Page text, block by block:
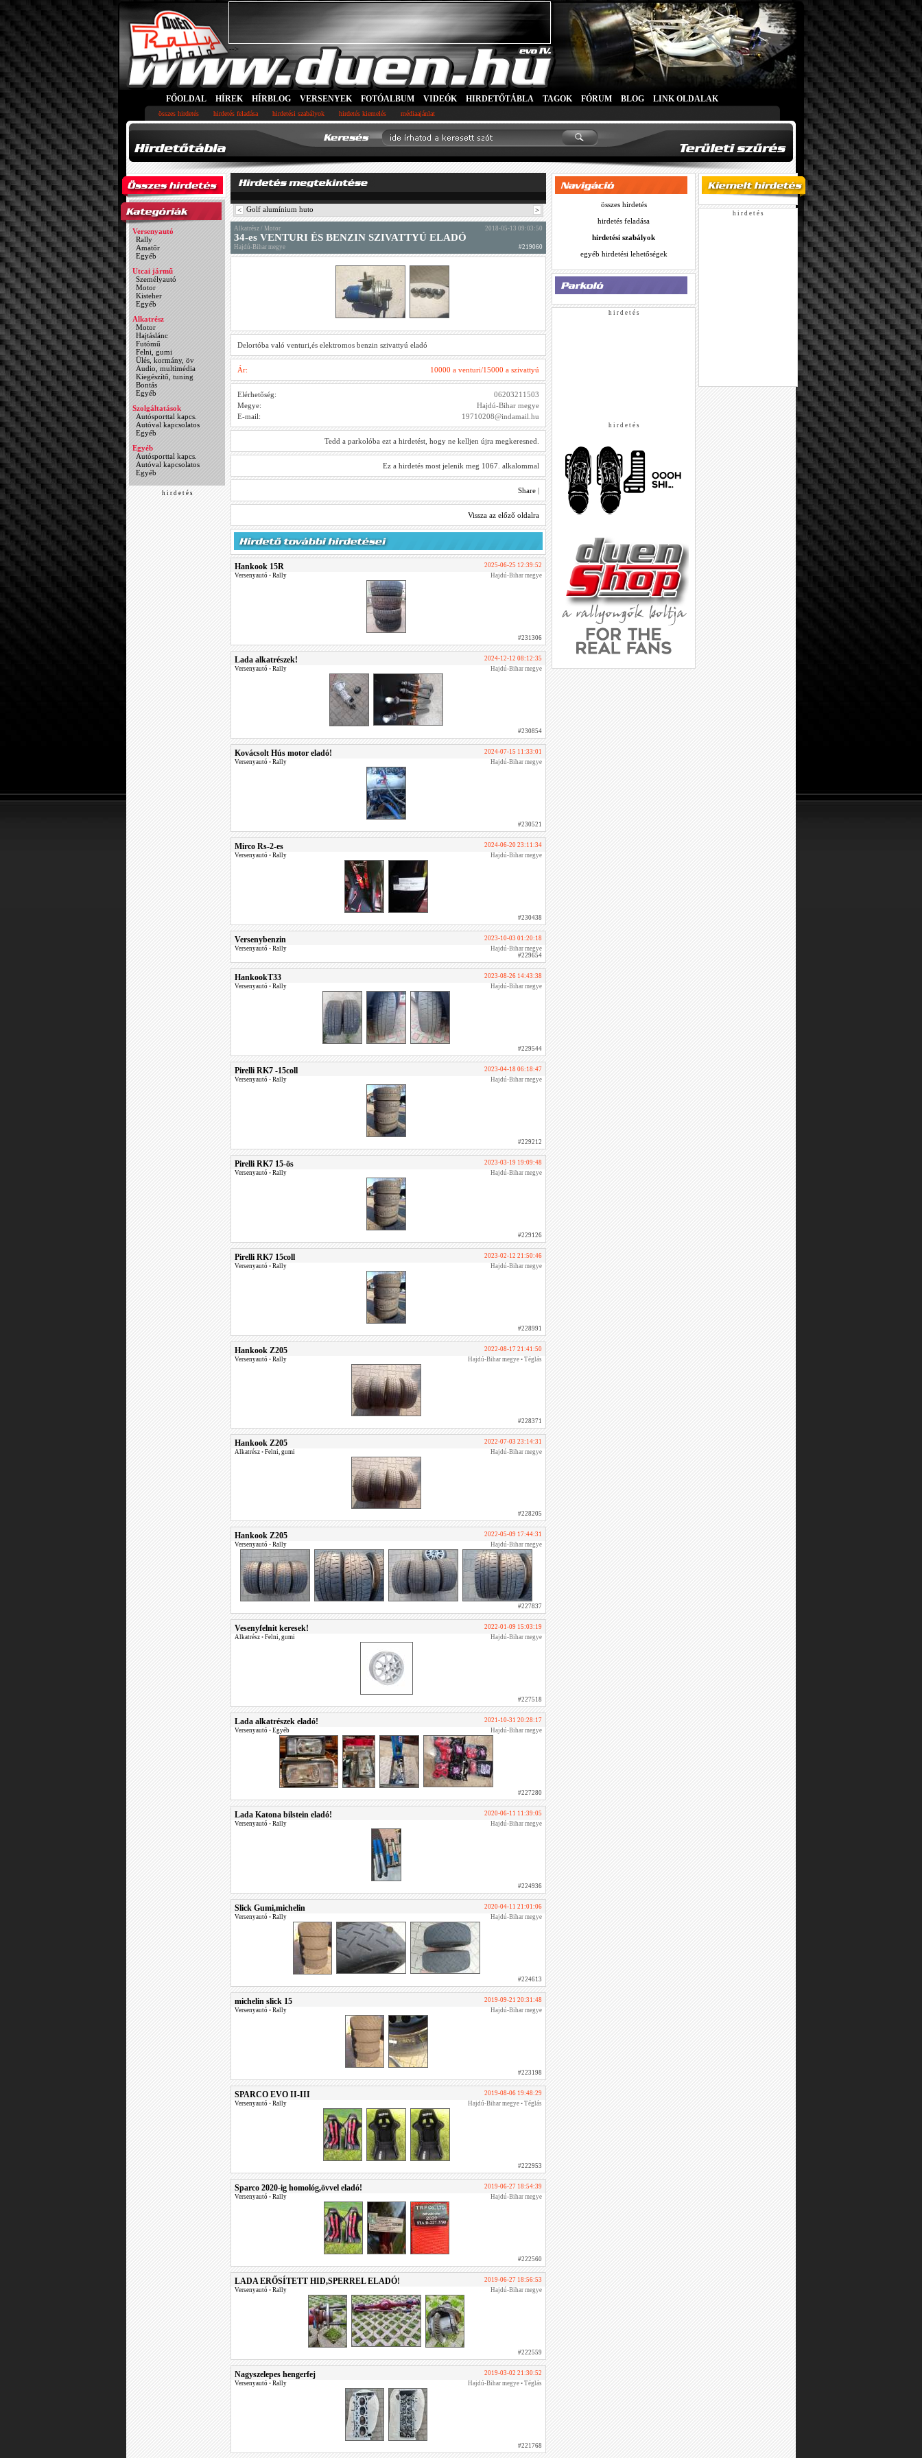
-->
FŐOLDAL HÍREK HÍRBLOG VERSENYEK FOTÓALBUM VIDEÓK HIRDETŐTÁBLA TAGOK FÓRUM BLOG LINK OLDALAK
összes hirdetés hirdetés feladása hirdetési szabályok hirdetés kiemelés médiaajánlat
Versenyautó
Rally
Amatőr
Egyéb
Utcai jármű
Személyautó
Motor
Kisteher
Egyéb
Alkatrész
Motor
Hajtáslánc
Futómű
Felni, gumi
Ülés, kormány, öv
Audio, multimédia
Kiegészítő, tuning
Bontás
Egyéb
Szolgáltatások
Autósporttal kapcs.
Autóval kapcsolatos
Egyéb
Egyéb
Autósporttal kapcs.
Autóval kapcsolatos
Egyéb
h i r d e t é s
< Golf alumínium huto >
Alkatrész / Motor 2018-05-13 09:03:50
34-es VENTURI ÉS BENZIN SZIVATTYÚ ELADÓ
Hajdú-Bihar megye #219060
Delortóba való venturi,és elektromos benzin szivattyú eladó
Ár: 10000 a venturi/15000 a szivattyú
Elérhetőség:
06203211503
Megye:
Hajdú-Bihar megye
E-mail:
19710208@indamail.hu
Tedd a parkolóba ezt a hirdetést, hogy ne kelljen újra megkeresned.
Ez a hirdetés most jelenik meg 1067. alkalommal
Share |
Vissza az előző oldalra
Hankook 15R
2025-06-25 12:39:52
Versenyautó • Rally Hajdú-Bihar megye
#231306
Lada alkatrészek!
2024-12-12 08:12:35
Versenyautó • Rally Hajdú-Bihar megye
#230854
Kovácsolt Hús motor eladó!
2024-07-15 11:33:01
Versenyautó • Rally Hajdú-Bihar megye
#230521
Mirco Rs-2-es
2024-06-20 23:11:34
Versenyautó • Rally Hajdú-Bihar megye
#230438
Versenybenzin
2023-10-03 01:20:18
Versenyautó • Rally
Hajdú-Bihar megye
#229654
HankookT33
2023-08-26 14:43:38
Versenyautó • Rally Hajdú-Bihar megye
#229544
Pirelli RK7 -15coll
2023-04-18 06:18:47
Versenyautó • Rally Hajdú-Bihar megye
#229212
Pirelli RK7 15-ös
2023-03-19 19:09:48
Versenyautó • Rally Hajdú-Bihar megye
#229126
Pirelli RK7 15coll
2023-02-12 21:50:46
Versenyautó • Rally Hajdú-Bihar megye
#228991
Hankook Z205
2022-08-17 21:41:50
Versenyautó • Rally Hajdú-Bihar megye • Téglás
#228371
Hankook Z205
2022-07-03 23:14:31
Alkatrész • Felni, gumi Hajdú-Bihar megye
#228205
Hankook Z205
2022-05-09 17:44:31
Versenyautó • Rally Hajdú-Bihar megye
#227837
Vesenyfelnit keresek!
2022-01-09 15:03:19
Alkatrész • Felni, gumi Hajdú-Bihar megye
#227518
Lada alkatrészek eladó!
2021-10-31 20:28:17
Versenyautó • Egyéb Hajdú-Bihar megye
#227280
Lada Katona bilstein eladó!
2020-06-11 11:39:05
Versenyautó • Rally Hajdú-Bihar megye
#224936
Slick Gumi,michelin
2020-04-11 21:01:06
Versenyautó • Rally Hajdú-Bihar megye
#224613
michelin slick 15
2019-09-21 20:31:48
Versenyautó • Rally Hajdú-Bihar megye
#223198
SPARCO EVO II-III
2019-08-06 19:48:29
Versenyautó • Rally Hajdú-Bihar megye • Téglás
#222953
Sparco 2020-ig homológ,övvel eladó!
2019-06-27 18:54:39
Versenyautó • Rally Hajdú-Bihar megye
#222560
LADA ERŐSÍTETT HID,SPERREL ELADÓ!
2019-06-27 18:56:53
Versenyautó • Rally Hajdú-Bihar megye
#222559
Nagyszelepes hengerfej
2019-03-02 21:30:52
Versenyautó • Rally Hajdú-Bihar megye • Téglás
#221768
összes hirdetés
hirdetés feladása
hirdetési szabályok
egyéb hirdetési lehetőségek
h i r d e t é s
h i r d e t é s
h i r d e t é s